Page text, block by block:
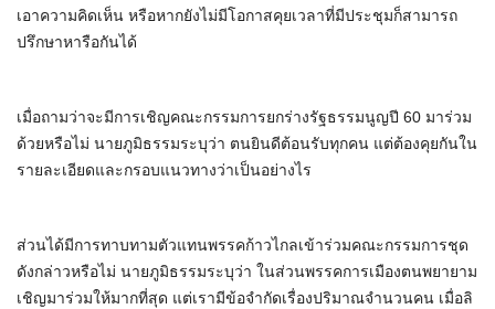
เอาความคิดเห็น หรือหากยังไม่มีโอกาสคุยเวลาที่มีประชุมก็สามารถ
ปรึกษาหารือกันได้
เมื่อถามว่าจะมีการเชิญคณะกรรมการยกร่างรัฐธรรมนูญปี 60 มาร่วม
ด้วยหรือไม่ นายภูมิธรรมระบุว่า ตนยินดีต้อนรับทุกคน แต่ต้องคุยกันใน
รายละเอียดและกรอบแนวทางว่าเป็นอย่างไร
ส่วนได้มีการทาบทามตัวแทนพรรคก้าวไกลเข้าร่วมคณะกรรมการชุด
ดังกล่าวหรือไม่ นายภูมิธรรมระบุว่า ในส่วนพรรคการเมืองตนพยายาม
เชิญมาร่วมให้มากที่สุด แต่เรามีข้อจำกัดเรื่องปริมาณจำนวนคน เมื่อลิ